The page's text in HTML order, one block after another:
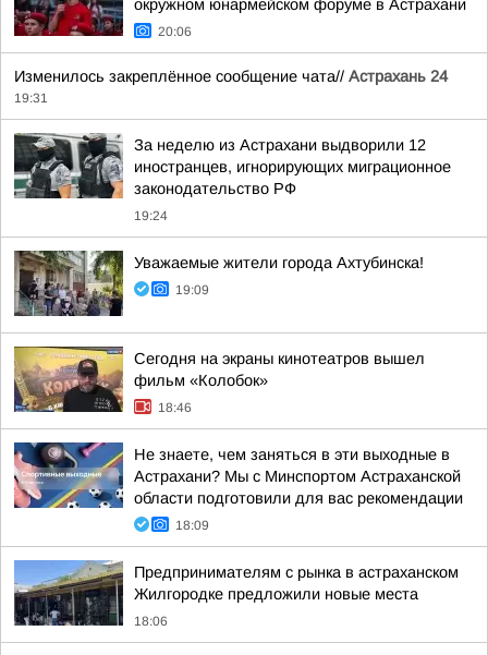
окружном юнармейском форуме в Астрахани
20:06
Изменилось закреплённое сообщение чата// Астрахань 24
19:31
За неделю из Астрахани выдворили 12
иностранцев, игнорирующих миграционное
законодательство РФ
19:24
Уважаемые жители города Ахтубинска!
19:09
Сегодня на экраны кинотеатров вышел
фильм «Колобок»
18:46
Не знаете, чем заняться в эти выходные в
Астрахани? Мы с Минспортом Астраханской
области подготовили для вас рекомендации
18:09
Предпринимателям с рынка в астраханском
Жилгородке предложили новые места
18:06